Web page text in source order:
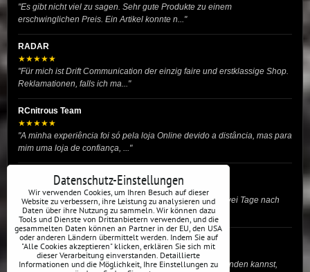
"Es gibt nicht viel zu sagen. Sehr gute Produkte zu einem
erschwinglichen Preis. Ein Artikel konnte n..."
RADAR
★★★★★
"Für mich ist Drift Communication der einzig faire und erstklassige Shop.
Reklamationen, falls ich ma..."
RCnitrous Team
★★★★★
"A minha experiência foi só pela loja Online devido a distância, mas para
mim uma loja de confiança, ..."
Vojtěch Novotný
★★★★★
"Wir haben Stronglex-Geräte gekauft, sie kamen etwa zwei Tage nach
der Bestellung an, inklusive Monta..."
josef helmich
★★★★★
"Hier gibt es viele Dinge, die du für dein Drift-Auto verwenden kannst,
Datenschutz-Einstellungen
Wir verwenden Cookies, um Ihren Besuch auf dieser
Website zu verbessern, ihre Leistung zu analysieren und
Daten über ihre Nutzung zu sammeln. Wir können dazu
Tools und Dienste von Drittanbietern verwenden, und die
gesammelten Daten können an Partner in der EU, den USA
oder anderen Ländern übermittelt werden. Indem Sie auf
"Alle Cookies akzeptieren" klicken, erklären Sie sich mit
dieser Verarbeitung einverstanden. Detaillierte
Informationen und die Möglichkeit, Ihre Einstellungen zu